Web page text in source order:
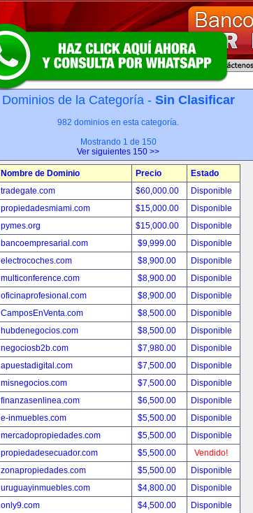
Dominios de la Categoría - Sin Clasificar
982 dominios en esta categoría.
Mostrando 1 de 150
Ver siguientes 150 >>
Nombre de Dominio Precio
Estado
tradegate.com
$60,000.00
Disponible
propiedadesmiami.com
$15,000.00
Disponible
pymes.org
$15,000.00
Disponible
bancoempresarial.com
$9,999.00
Disponible
electrocoches.com
$8,900.00
Disponible
multiconference.com
$8,900.00
Disponible
oficinaprofesional.com
$8,900.00
Disponible
CamposEnVenta.com
$8,500.00
Disponible
hubdenegocios.com
$8,500.00
Disponible
negociosb2b.com
$7,980.00
Disponible
apuestadigital.com
$7,500.00
Disponible
misnegocios.com
$7,500.00
Disponible
finanzasenlinea.com
$6,500.00
Disponible
e-inmuebles.com
$5,500.00
Disponible
mercadopropiedades.com
$5,500.00
Disponible
propiedadesecuador.com
$5,500.00
Vendido!
zonapropiedades.com
$5,500.00
Disponible
uruguayinmuebles.com
$4,800.00
Disponible
only9.com
$4,500.00
Disponible